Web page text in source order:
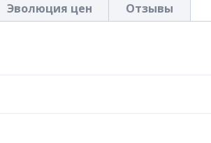
Эволюция цен Отзывы